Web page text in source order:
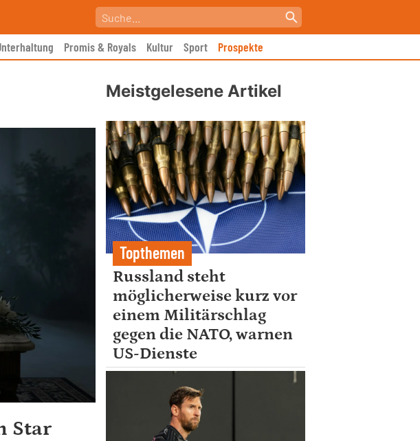
Promis & Royals Kultur Sport Prospekte
Star
Meistgelesene Artikel
Topthemen
Russland steht
möglicherweise kurz vor
einem Militärschlag
gegen die NATO, warnen
US-Dienste